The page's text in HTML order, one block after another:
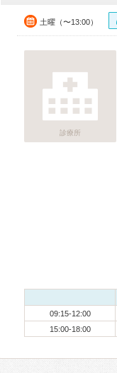
土曜（〜13:00）
診療所
09:15-12:00
15:00-18:00